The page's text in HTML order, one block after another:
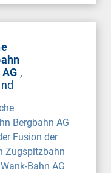
,
Bergbahn AG
Fusion der
Zugspitzbahn
Bahn AG